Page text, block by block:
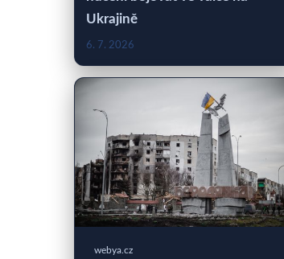
Ukrajině
6. 7. 2026
webya.cz